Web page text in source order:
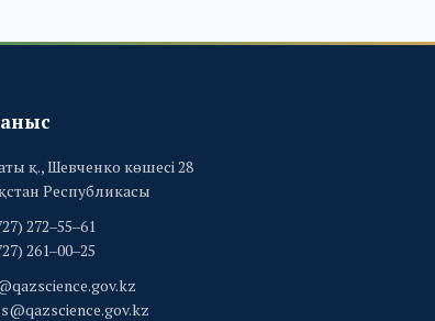
қ., Шевченко көшесі 28
Республикасы
272‒55‒61
261‒00‒25